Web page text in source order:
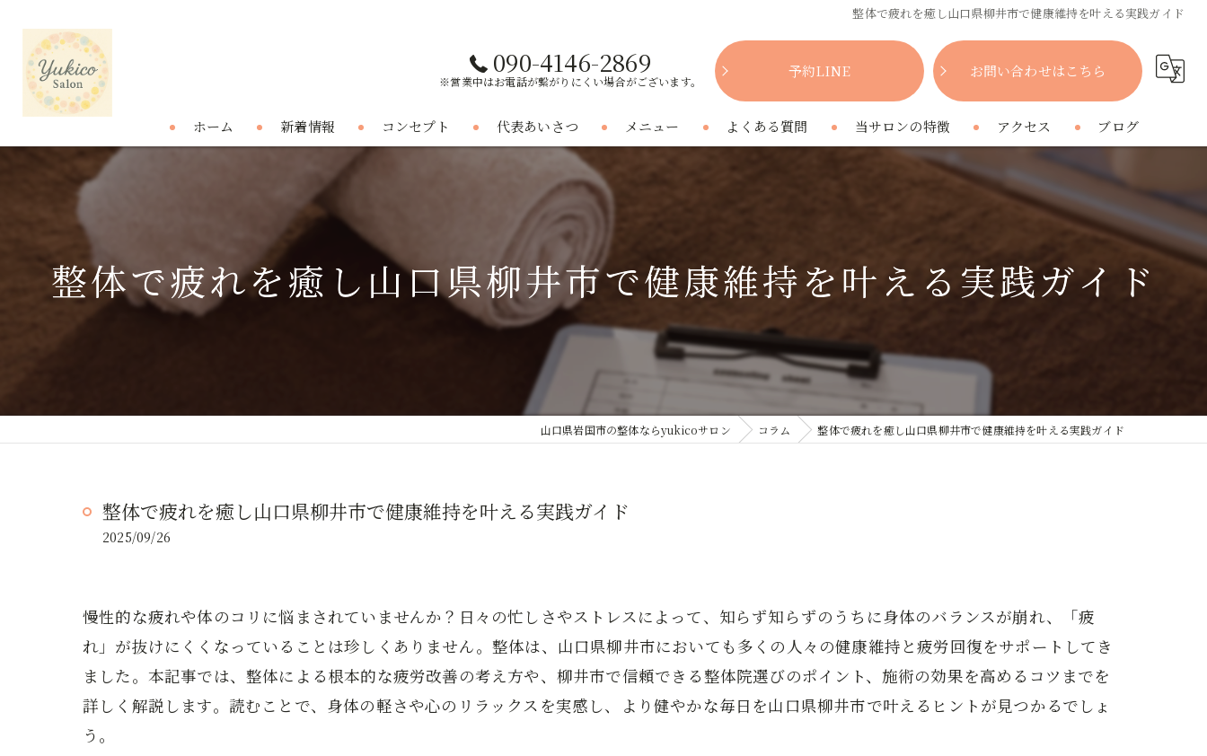
整体で疲れを癒し山口県柳井市で健康維持を叶える実践ガイド
090-4146-2869
※営業中はお電話が繋がりにくい場合がございます。
予約LINE お問い合わせはこちら
ホーム 新着情報 コンセプト 代表あいさつ メニュー よくある質問 当サロンの特徴
腰痛
プライベートサロン
アクセス ブログ
コラム
整体で疲れを癒し山口県柳井市で健康維持を叶える実践ガイド
山口県岩国市の整体ならyukicoサロン コラム 整体で疲れを癒し山口県柳井市で健康維持を叶える実践ガイド
整体で疲れを癒し山口県柳井市で健康維持を叶える実践ガイド
2025/09/26
慢性的な疲れや体のコリに悩まされていませんか？日々の忙しさやストレスによって、知らず知らずのうちに身体のバランスが崩れ、「疲
れ」が抜けにくくなっていることは珍しくありません。整体は、山口県柳井市においても多くの人々の健康維持と疲労回復をサポートしてき
ました。本記事では、整体による根本的な疲労改善の考え方や、柳井市で信頼できる整体院選びのポイント、施術の効果を高めるコツまでを
詳しく解説します。読むことで、身体の軽さや心のリラックスを実感し、より健やかな毎日を山口県柳井市で叶えるヒントが見つかるでしょ
う。